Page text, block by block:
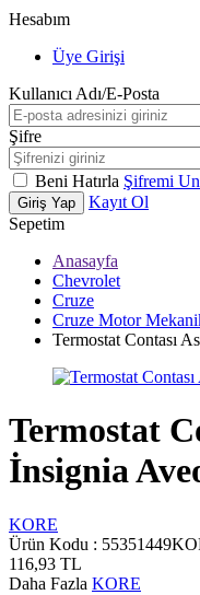
Hesabım
Üye Girişi
Kullanıcı Adı/E-Posta
Şifre
Beni Hatırla Şifremi
Giriş Yap
Kayıt Ol
Sepetim
Anasayfa
Chevrolet
Cruze
Cruze Motor
Termostat Contası
Termostat
İnsignia
KORE
Ürün Kodu :
116,93 TL
Daha Fazla KORE